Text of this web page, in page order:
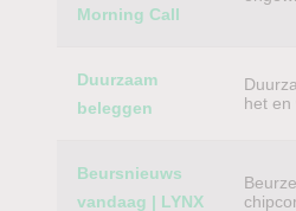
Morning Call
Duurzaam
beleggen
het en
Beursnieuws
vandaag | LYNX